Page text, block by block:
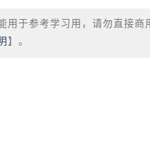
用于参考学习用，请勿直接商
】。